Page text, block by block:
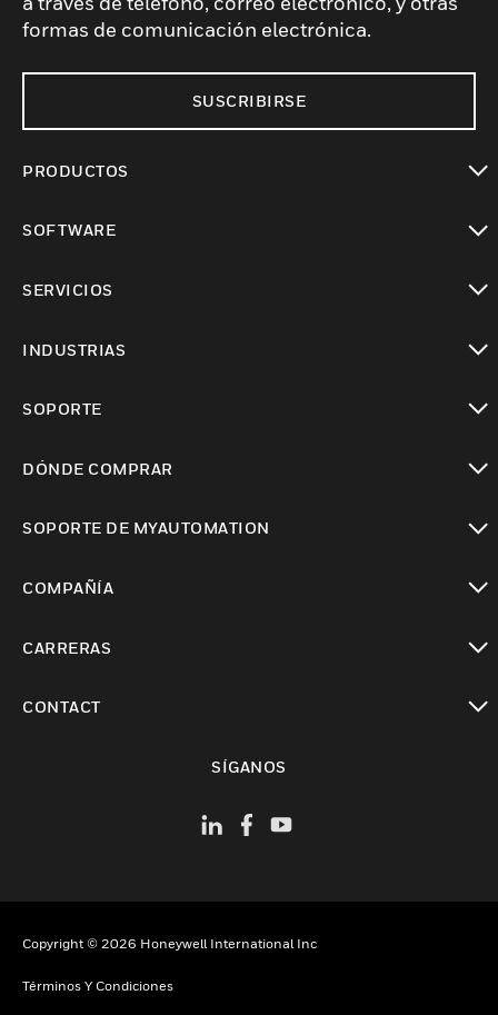
formas de comunicación electrónica.
SUSCRIBIRSE
PRODUCTOS
SOFTWARE
SERVICIOS
INDUSTRIAS
SOPORTE
DÓNDE COMPRAR
SOPORTE DE MYAUTOMATION
COMPAÑÍA
CARRERAS
CONTACT
SÍGANOS
Copyright © 2026 Honeywell International Inc
Términos Y Condiciones